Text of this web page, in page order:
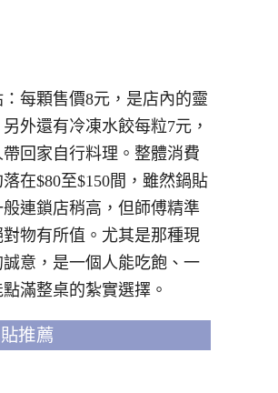
每顆售價8元，是店內的靈
外還有冷凍水餃每粒7元，
回家自行料理。整體消費
在$80至$150間，雖然鍋貼
連鎖店稍高，但師傅精準
物有所值。尤其是那種現
意，是一個人能吃飽、一
滿整桌的紮實選擇。
推薦